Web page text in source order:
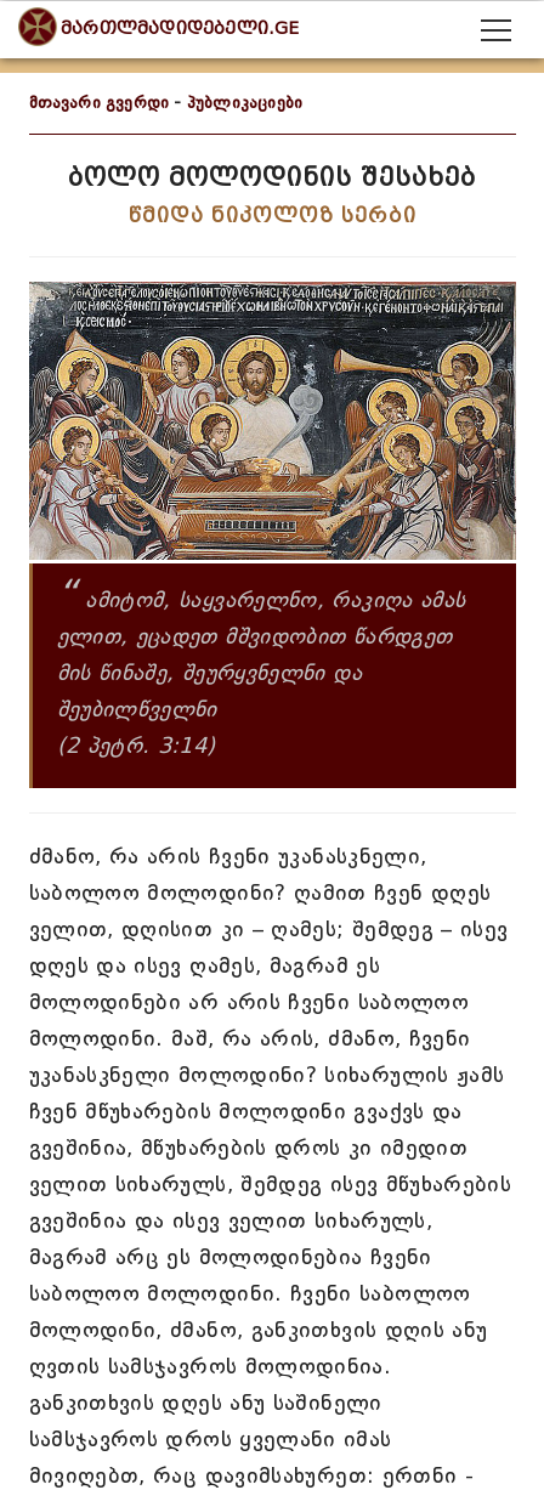
მართლმადიდებელი.GE
მთავარი გვერდი - პუბლიკაციები
ბოლო მოლოდინის შესახებ
წმიდა ნიკოლოზ სერბი
“ ამიტომ, საყვარელნო, რაკიღა ამას
ელით, ეცადეთ მშვიდობით წარდგეთ
მის წინაშე, შეურყვნელნი და
შეუბილწველნი
(2 პეტრ. 3:14)
ძმანო, რა არის ჩვენი უკანასკნელი,
საბოლოო მოლოდინი? ღამით ჩვენ დღეს
ველით, დღისით კი – ღამეს; შემდეგ – ისევ
დღეს და ისევ ღამეს, მაგრამ ეს
მოლოდინები არ არის ჩვენი საბოლოო
მოლოდინი. მაშ, რა არის, ძმანო, ჩვენი
უკანასკნელი მოლოდინი? სიხარულის ჟამს
ჩვენ მწუხარების მოლოდინი გვაქვს და
გვეშინია, მწუხარების დროს კი იმედით
ველით სიხარულს, შემდეგ ისევ მწუხარების
გვეშინია და ისევ ველით სიხარულს,
მაგრამ არც ეს მოლოდინებია ჩვენი
საბოლოო მოლოდინი. ჩვენი საბოლოო
მოლოდინი, ძმანო, განკითხვის დღის ანუ
ღვთის სამსჯავროს მოლოდინია.
განკითხვის დღეს ანუ საშინელი
სამსჯავროს დროს ყველანი იმას
მივიღებთ, რაც დავიმსახურეთ: ერთნი -